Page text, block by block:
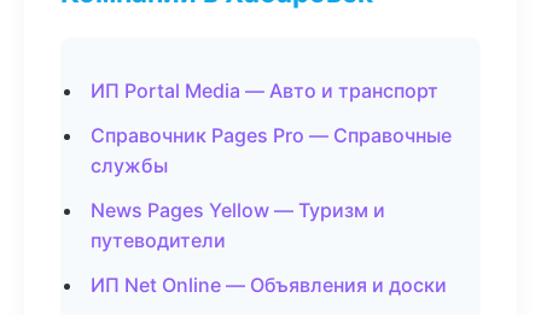
ИП Portal Media — Авто и транспорт
Справочник Pages Pro — Справочные
службы
News Pages Yellow — Туризм и
путеводители
ИП Net Online — Объявления и доски